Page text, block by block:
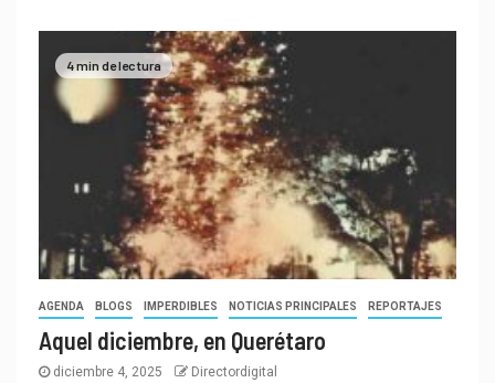
4 min de lectura
AGENDA BLOGS IMPERDIBLES NOTICIAS PRINCIPALES REPORTAJES
Aquel diciembre, en Querétaro
diciembre 4, 2025 Directordigital